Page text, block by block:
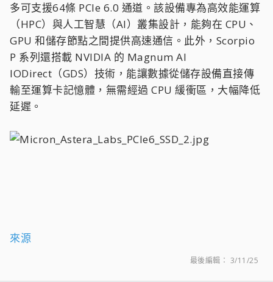
多可支援64條 PCIe 6.0 通道。該設備專為高效能運算
（HPC）與人工智慧（AI）叢集設計，能夠在 CPU、
GPU 和儲存節點之間提供高速通信。此外，Scorpio
P 系列還搭載 NVIDIA 的 Magnum AI
IODirect（GDS）技術，能讓數據從儲存設備直接傳
輸至運算卡記憶體，無需經過 CPU 緩衝區，大幅降低
延遲。
來源
最後編輯： 3/11/25